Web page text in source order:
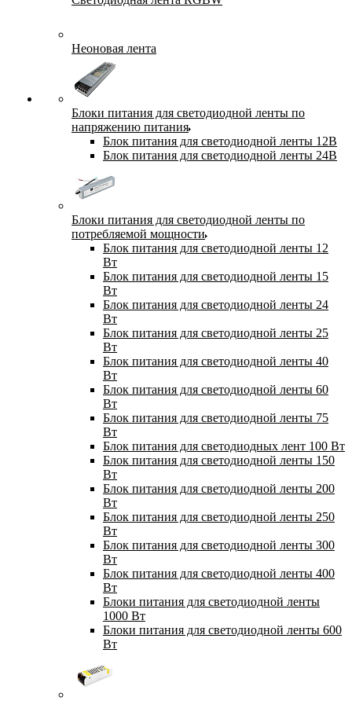
Неоновая лента
Блоки питания для светодиодной ленты по
напряжению питания
Блок питания для светодиодной ленты 12В
Блок питания для светодиодной ленты 24В
Блоки питания для светодиодной ленты по
потребляемой мощности
Блок питания для светодиодной ленты 12
Вт
Блок питания для светодиодной ленты 15
Вт
Блок питания для светодиодной ленты 24
Вт
Блок питания для светодиодной ленты 25
Вт
Блок питания для светодиодной ленты 40
Вт
Блок питания для светодиодной ленты 60
Вт
Блок питания для светодиодной ленты 75
Вт
Блок питания для светодиодных лент 100 Вт
Блок питания для светодиодной ленты 150
Вт
Блок питания для светодиодной ленты 200
Вт
Блок питания для светодиодной ленты 250
Вт
Блок питания для светодиодной ленты 300
Вт
Блок питания для светодиодной ленты 400
Вт
Блоки питания для светодиодной ленты
1000 Вт
Блоки питания для светодиодной ленты 600
Вт